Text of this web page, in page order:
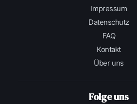
Impressum
Datenschutz
FAQ
Kontakt
Über uns
Folge uns